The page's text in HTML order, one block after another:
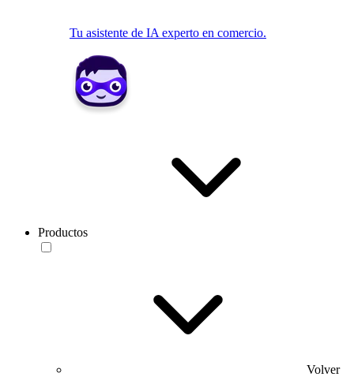
Tu asistente de IA experto en comercio.
Productos
Volver